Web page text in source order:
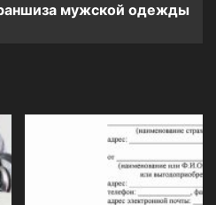
мужской одежды